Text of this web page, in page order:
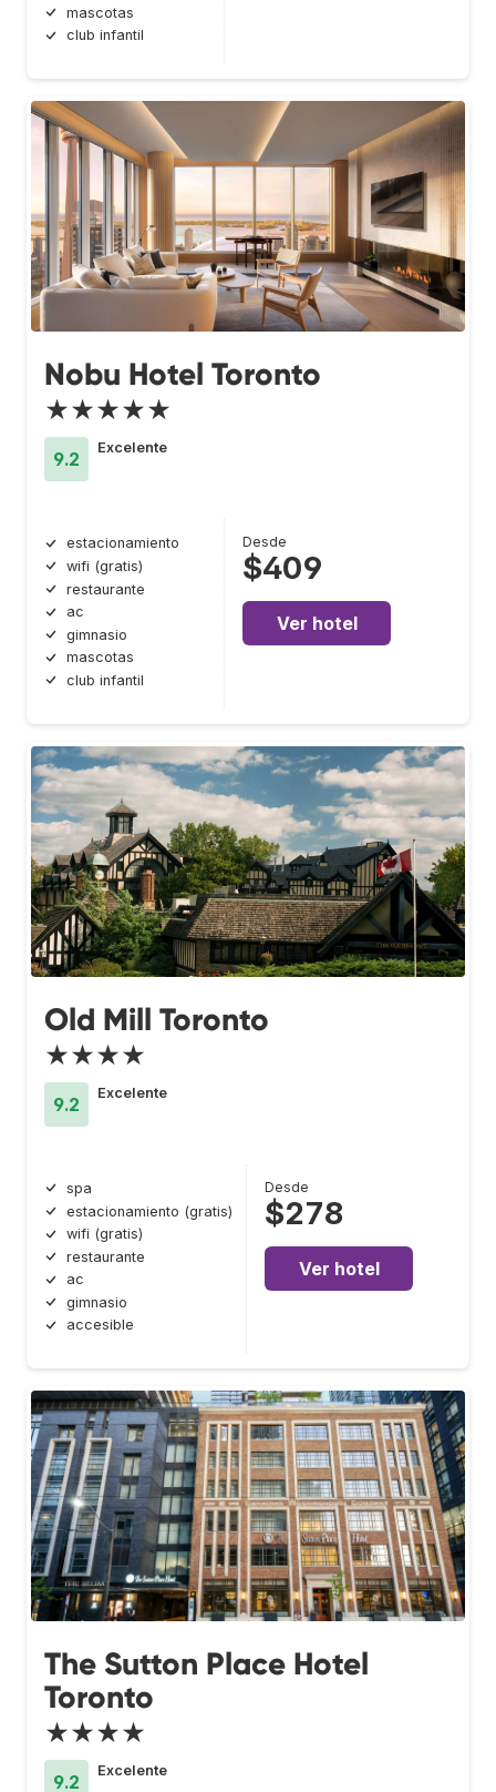
mascotas
club infantil
Nobu Hotel Toronto
★★★★★
9.2
Excelente
estacionamiento
wifi (gratis)
restaurante
ac
gimnasio
mascotas
club infantil
Desde
$409
Ver hotel
Old Mill Toronto
★★★★
9.2
Excelente
spa
estacionamiento (gratis)
wifi (gratis)
restaurante
ac
gimnasio
accesible
Desde
$278
Ver hotel
The Sutton Place Hotel
Toronto
★★★★
9.2
Excelente